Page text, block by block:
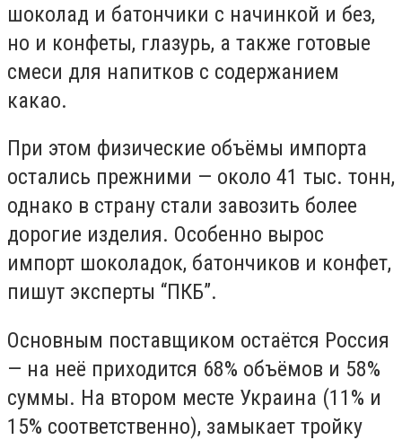
шоколад и батончики с начинкой и без,
но и конфеты, глазурь, а также готовые
смеси для напитков с содержанием
какао.
При этом физические объёмы импорта
остались прежними — около 41 тыс. тонн,
однако в страну стали завозить более
дорогие изделия. Особенно вырос
импорт шоколадок, батончиков и конфет,
пишут эксперты “ПКБ”.
Основным поставщиком остаётся Россия
— на неё приходится 68% объёмов и 58%
суммы. На втором месте Украина (11% и
15% соответственно), замыкает тройку